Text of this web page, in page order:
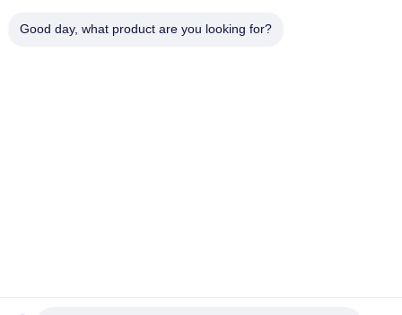
Good day, what product are you looking for?